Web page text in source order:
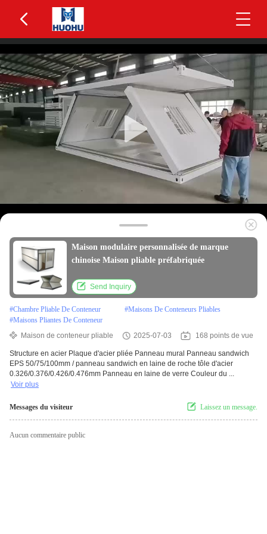
Maison modulaire personnalisée de marque
chinoise Maison pliable préfabriquée
Send Inquiry
#Chambre Pliable De Conteneur #Maisons De Conteneurs Pliables
#Maisons Pliantes De Conteneur
Maison de conteneur pliable
2025-07-03 168 points de vue
Structure en acier Plaque d'acier pliée Panneau mural Panneau sandwich
EPS 50/75/100mm / panneau sandwich en laine de roche tôle d'acier
0.326/0.376/0.426/0.476mm Panneau en laine de verre Couleur du ...
Voir plus
Messages du visiteur Laissez un message.
Aucun commentaire public